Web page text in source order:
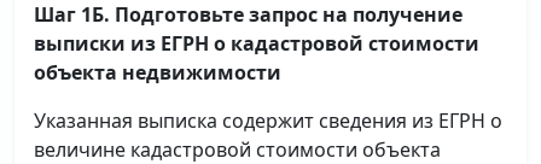
Шаг 1Б. Подготовьте запрос на получение
выписки из ЕГРН о кадастровой стоимости
объекта недвижимости
Указанная выписка содержит сведения из ЕГРН о
величине кадастровой стоимости объекта